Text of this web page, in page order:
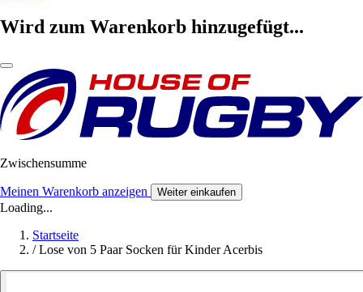
Wird zum Warenkorb hinzugefügt...
Zwischensumme
Meinen Warenkorb anzeigen Weiter einkaufen
Loading...
Startseite
/ Lose von 5 Paar Socken für Kinder Acerbis